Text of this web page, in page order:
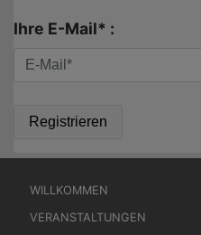
Ihre E-Mail* :
Hauptnavigation
WILLKOMMEN
VERANSTALTUNGEN